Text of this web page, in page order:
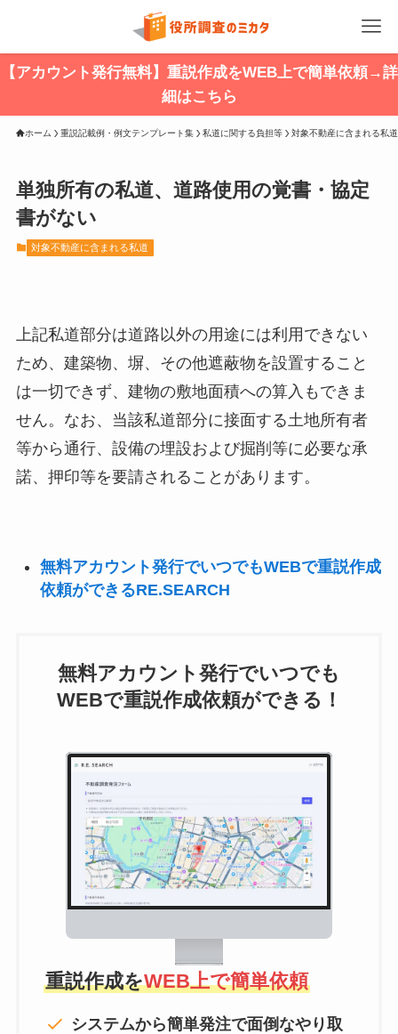
【アカウント発行無料】重説作成をWEB上で簡単依頼→詳
細はこちら
ホーム 重説記載例・例文テンプレート集 私道に関する負担等 対象不動産に含まれる私道
単独所有の私道、道路使用の覚書・協定
書がない
対象不動産に含まれる私道
上記私道部分は道路以外の用途には利用できない
ため、建築物、塀、その他遮蔽物を設置すること
は一切できず、建物の敷地面積への算入もできま
せん。なお、当該私道部分に接面する土地所有者
等から通行、設備の埋設および掘削等に必要な承
諾、押印等を要請されることがあります。
無料アカウント発行でいつでもWEBで重説作成
依頼ができるRE.SEARCH
無料アカウント発行でいつでも
WEBで重説作成依頼ができる！
重説作成をWEB上で簡単依頼
システムから簡単発注で面倒なやり取